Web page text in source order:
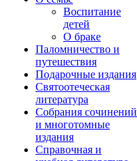
Воспитание
детей
О браке
Паломничество и
путешествия
Подарочные издания
Святоотеческая
литература
Собрания сочинений
и многотомные
издания
Справочная и